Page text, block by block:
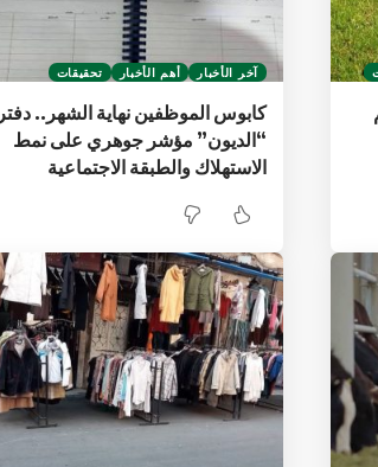
آخر الأخبار أهم الأخبار تحقيقات
كابوس الموظفين نهاية الشهر.. دفتر
“الديون” مؤشر جوهري على نمط
الاستهلاك والطبقة الاجتماعية